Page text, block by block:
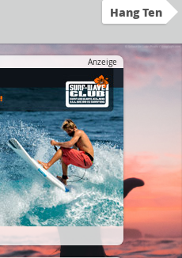
Hang Ten
Anzeige